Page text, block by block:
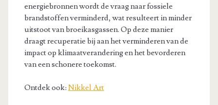
energiebronnen wordt de vraag naar fossiele
brandstoffen verminderd, wat resulteert in minder
uitstoot van broeikasgassen. Op deze manier
draagt recuperatie bij aan het verminderen van de
impact op klimaatverandering en het bevorderen
van een schonere toekomst.
Ontdek ook: Nikkel Art